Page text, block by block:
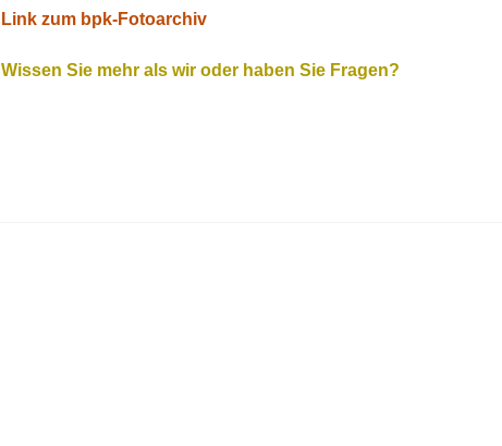
Link zum bpk-Fotoarchiv
Wissen Sie mehr als wir oder haben Sie Fragen?